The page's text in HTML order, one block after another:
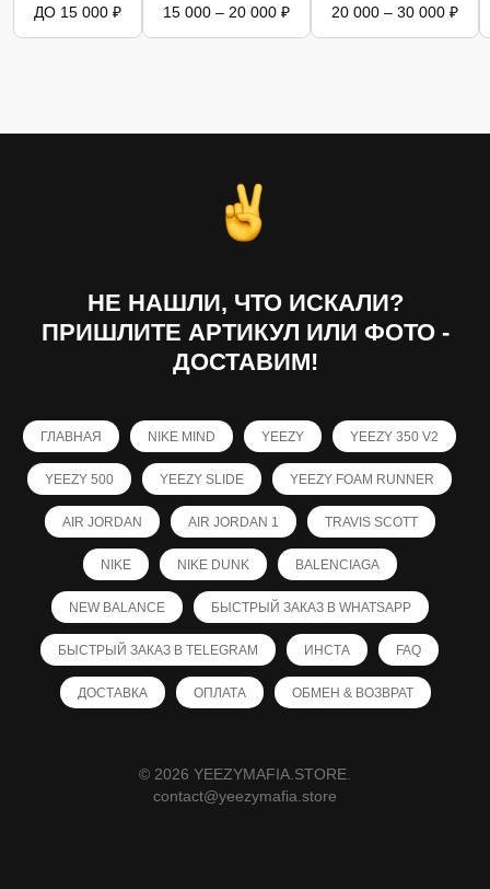
ДО 15 000 ₽ 15 000 – 20 000 ₽ 20 000 – 30 000 ₽
НЕ НАШЛИ, ЧТО ИСКАЛИ?
ПРИШЛИТЕ АРТИКУЛ ИЛИ ФОТО -
ДОСТАВИМ!
ГЛАВНАЯ NIKE MIND YEEZY YEEZY 350 V2
YEEZY 500 YEEZY SLIDE YEEZY FOAM RUNNER
AIR JORDAN AIR JORDAN 1 TRAVIS SCOTT
NIKE NIKE DUNK BALENCIAGA
NEW BALANCE БЫСТРЫЙ ЗАКАЗ В WHATSAPP
БЫСТРЫЙ ЗАКАЗ В TELEGRAM ИНСТА FAQ
ДОСТАВКА ОПЛАТА ОБМЕН & ВОЗВРАТ
© 2026 YEEZYMAFIA.STORE.
contact@yeezymafia.store